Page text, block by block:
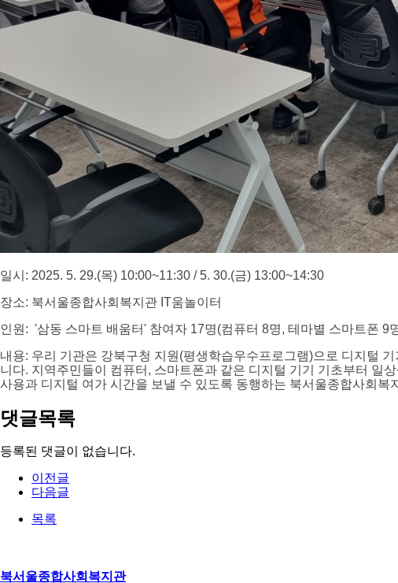
일시: 2025. 5. 29.(목) 10:00~11:30 / 5. 30.(금) 13:00~14:30
장소: 북서울종합사회복지관 IT움놀이터
인원: '삼동 스마트 배움터' 참여자 17명(컴퓨터 8명, 테마별 스마트폰 9
내용: 우리 기관은 강북구청 지원(평생학습우수프로그램)으로 디지털
니다. 지역주민들이 컴퓨터, 스마트폰과 같은 디지털 기기 기초부터 일
사용과 디지털 여가 시간을 보낼 수 있도록 동행하는 북서울종합사회복
댓글목록
등록된 댓글이 없습니다.
이전글
다음글
목록
북서울종합사회복지관